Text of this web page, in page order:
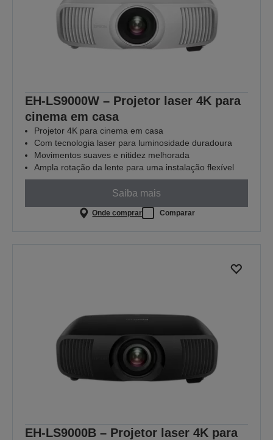
EH-LS9000W – Projetor laser 4K para
cinema em casa
Projetor 4K para cinema em casa
Com tecnologia laser para luminosidade duradoura
Movimentos suaves e nitidez melhorada
Ampla rotação da lente para uma instalação flexível
Saiba mais
Onde comprar Comparar
EH-LS9000B – Projetor laser 4K para